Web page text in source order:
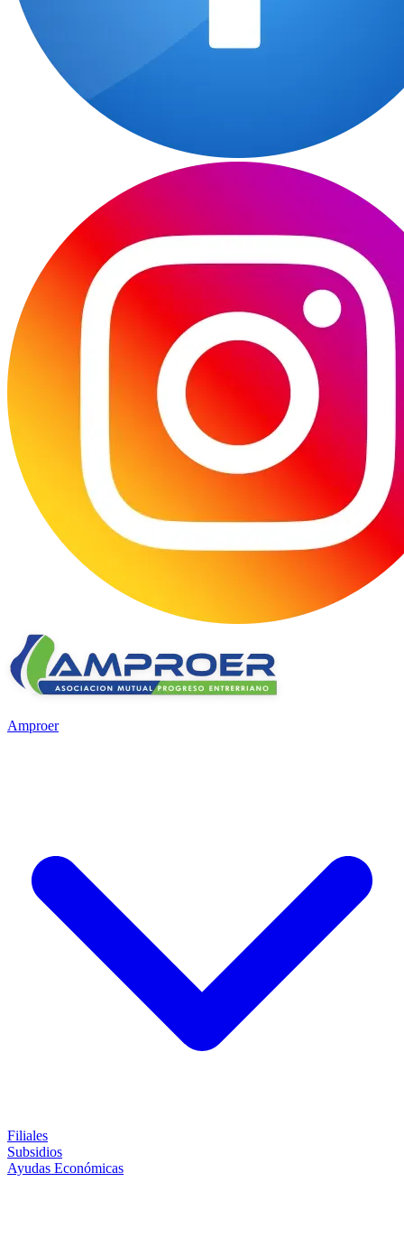
Amproer
Filiales
Subsidios
Ayudas Económicas